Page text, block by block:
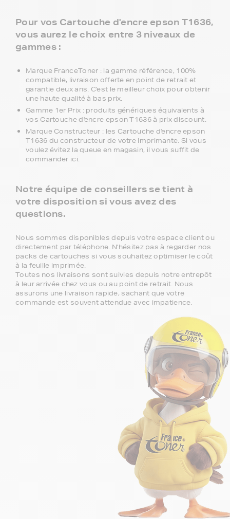
Pour vos Cartouche d'encre epson T1636,
vous aurez le choix entre 3 niveaux de
gammes :
Marque FranceToner : la gamme référence, 100%
compatible, livraison offerte en point de retrait et
garantie deux ans. C'est le meilleur choix pour obtenir
une haute qualité à bas prix.
Gamme 1er Prix : produits génériques équivalents à
vos Cartouche d'encre epson T1636 à prix discount.
Marque Constructeur : les Cartouche d'encre epson
T1636 du constructeur de votre imprimante. Si vous
voulez évitez la queue en magasin, il vous suffit de
commander ici.
Notre équipe de conseillers se tient à
votre disposition si vous avez des
questions.
Nous sommes disponibles depuis votre espace client ou
directement par téléphone. N'hésitez pas à regarder nos
packs de cartouches si vous souhaitez optimiser le coût
à la feuille imprimée.
Toutes nos livraisons sont suivies depuis notre entrepôt
à leur arrivée chez vous ou au point de retrait. Nous
assurons une livraison rapide, sachant que votre
commande est souvent attendue avec impatience.